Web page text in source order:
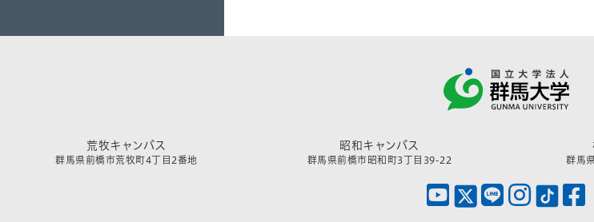
荒牧キャンパス
群馬県前橋市荒牧町4丁目2番地
昭和キャンパス
群馬県前橋市昭和町3丁目39-22 群馬